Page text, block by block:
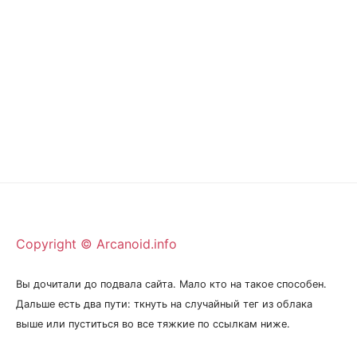
Copyright © Arcanoid.info
Вы дочитали до подвала сайта. Мало кто на такое способен.
Дальше есть два пути: ткнуть на случайный тег из облака
выше или пуститься во все тяжкие по ссылкам ниже.